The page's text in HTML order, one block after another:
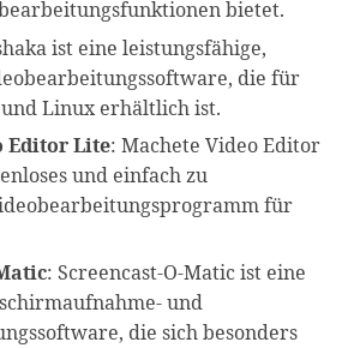
bietet.
ist eine leistungsfähige,
die für
Linux erhältlich ist.
Editor Lite: Machete Video Editor
und einfach zu
für
: Screencast-O-Matic ist eine
und
die sich besonders